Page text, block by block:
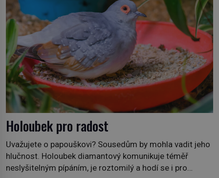
Holoubek pro radost
Uvažujete o papouškovi? Sousedům by mohla vadit jeho
hlučnost. Holoubek diamantový komunikuje téměř
neslyšitelným pípáním, je roztomilý a hodí se i pro